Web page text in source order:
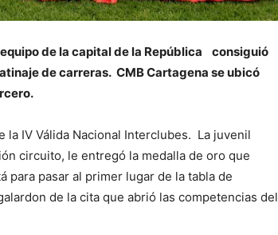
de la capital de la República consiguió
de carreras. CMB Cartagena se ubicó
IV Válida Nacional Interclubes. La juvenil
circuito, le entregó la medalla de oro que
para pasar al primer lugar de la tabla de
de la cita que abrió las competencias del